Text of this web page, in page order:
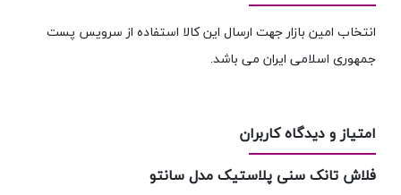
انتخاب امین بازار جهت ارسال این کالا استفاده از سرویس پست
جمهوری اسلامی ایران می باشد.
امتیاز و دیدگاه کاربران
فلاش تانک سنی پلاستیک مدل سانتو